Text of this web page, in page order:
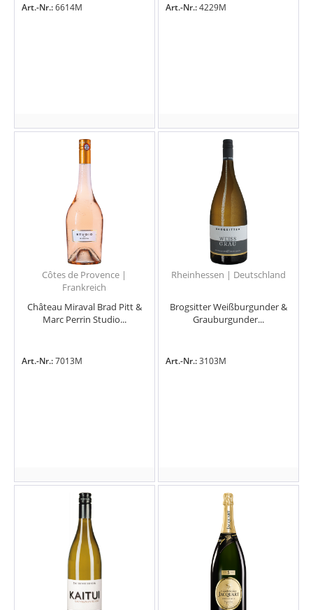
Art.-Nr.:6614M Art.-Nr.:4229M
Côtes de Provence |
Frankreich
Château Miraval Brad Pitt &
Marc Perrin Studio...
Art.-Nr.:7013M
Rheinhessen | Deutschland
Brogsitter Weißburgunder &
Grauburgunder...
Art.-Nr.:3103M